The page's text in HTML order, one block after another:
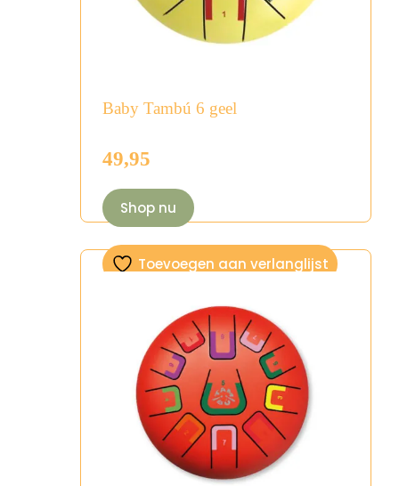
Baby Tambú 6 geel
49,95
Shop nu
Toevoegen aan verlanglijst